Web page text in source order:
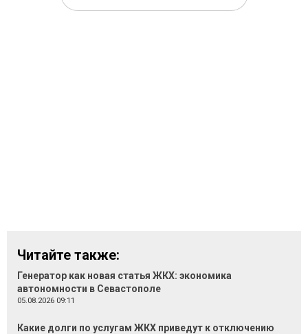
Читайте также:
Генератор как новая статья ЖКХ: экономика
автономности в Севастополе
05.08.2026 09:11
Какие долги по услугам ЖКХ приведут к отключению